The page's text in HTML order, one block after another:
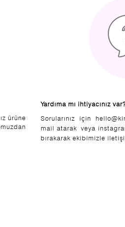
ürüne
Yardıma mı ihtiyacınız
Sorularınız için
mail atarak veya
bırakarak ekibimizle